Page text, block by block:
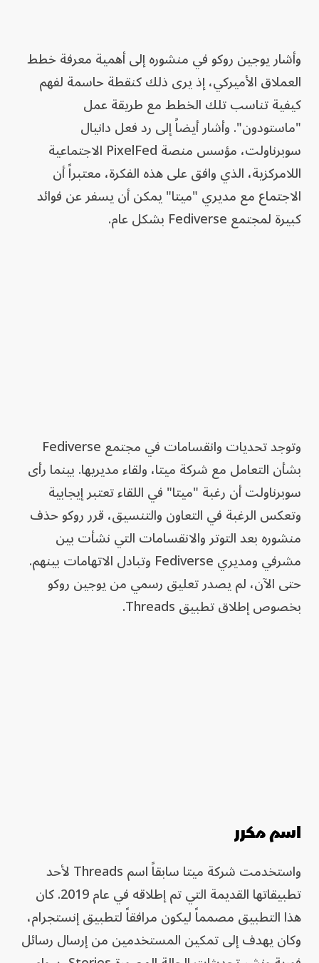
وأشار يوجين روكو في منشوره إلى أهمية معرفة خطط
العملاق الأميركي، إذ يرى ذلك كنقطة حاسمة لفهم
كيفية تناسب تلك الخطط مع طريقة عمل
"ماستودون". وأشار أيضاً إلى رد فعل دانيال
سوبرناولت، مؤسس منصة PixelFed الاجتماعية
اللامركزية، الذي وافق على هذه الفكرة، معتبراً أن
الاجتماع مع مديري "ميتا" يمكن أن يسفر عن فوائد
كبيرة لمجتمع Fediverse بشكل عام.
وتوجد تحديات وانقسامات في مجتمع Fediverse
بشأن التعامل مع شركة ميتا، ولقاء مديريها. بينما رأى
سوبرناولت أن رغبة "ميتا" في اللقاء تعتبر إيجابية
وتعكس الرغبة في التعاون والتنسيق، قرر روكو حذف
منشوره بعد التوتر والانقسامات التي نشأت بين
مشرفي ومديري Fediverse وتبادل الاتهامات بينهم.
حتى الآن، لم يصدر تعليق رسمي من يوجين روكو
بخصوص إطلاق تطبيق Threads.
اسم مكرر
واستخدمت شركة ميتا سابقاً اسم Threads لأحد
تطبيقاتها القديمة التي تم إطلاقه في عام 2019. كان
هذا التطبيق مصمماً ليكون مرافقاً لتطبيق إنستجرام،
وكان يهدف إلى تمكين المستخدمين من إرسال رسائل